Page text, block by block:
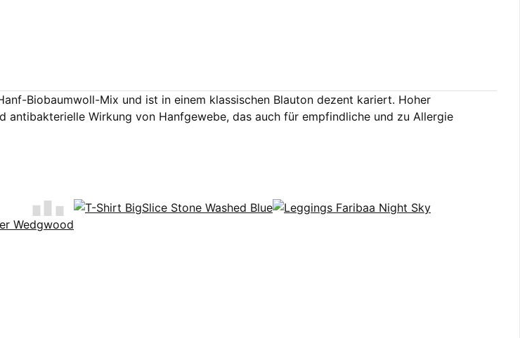
Biobaumwoll-Mix und ist in einem klassischen Blauton dezent kariert. Hoher
Wirkung von Hanfgewebe, das auch für empfindliche und zu Allergie